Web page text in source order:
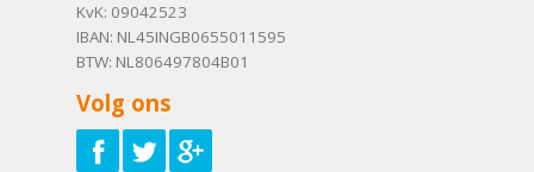
KvK: 09042523
IBAN: NL45INGB0655011595
BTW: NL806497804B01
Volg ons